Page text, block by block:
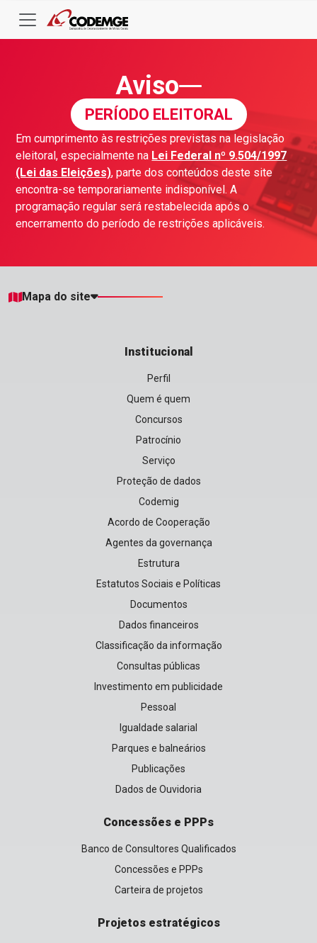
Aviso
PERÍODO ELEITORAL
Em cumprimento às restrições previstas na legislação
eleitoral, especialmente na Lei Federal nº 9.504/1997
(Lei das Eleições), parte dos conteúdos deste site
encontra-se temporariamente indisponível. A
programação regular será restabelecida após o
encerramento do período de restrições aplicáveis.
Mapa do site
Institucional
Perfil
Quem é quem
Concursos
Patrocínio
Serviço
Proteção de dados
Codemig
Acordo de Cooperação
Agentes da governança
Estrutura
Estatutos Sociais e Políticas
Documentos
Dados financeiros
Classificação da informação
Consultas públicas
Investimento em publicidade
Pessoal
Igualdade salarial
Parques e balneários
Publicações
Dados de Ouvidoria
Concessões e PPPs
Banco de Consultores Qualificados
Concessões e PPPs
Carteira de projetos
Projetos estratégicos